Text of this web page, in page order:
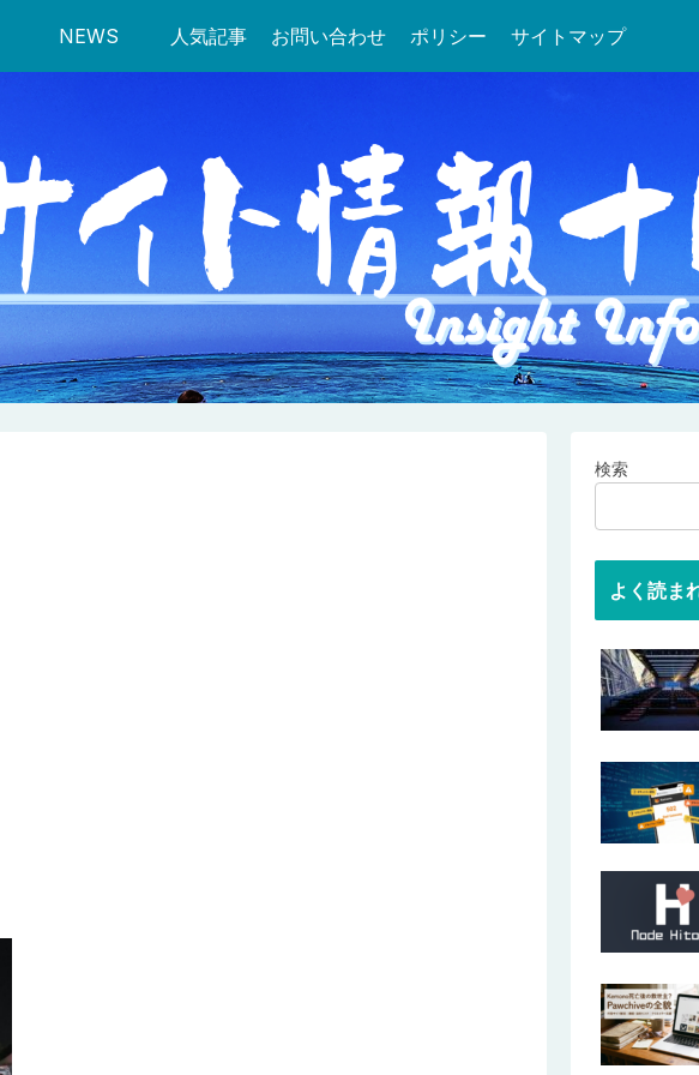
NEWS 人気記事 お問い合わせ ポリシー サイトマップ
検索
よく読ま